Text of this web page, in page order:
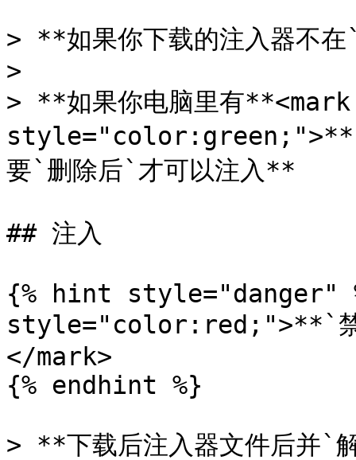
> **如果你下载的注入器不
>
> **如果你电脑里有**<mark
要`删除后`才可以注入**
## 注入
{% hint style="danger"
style="color:red;">**`禁
</mark>
{% endhint %}
> **下载后注入器文件后并`